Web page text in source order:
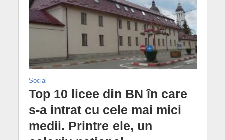
Social
Top 10 licee din BN în care
s-a intrat cu cele mai mici
medii. Printre ele, un